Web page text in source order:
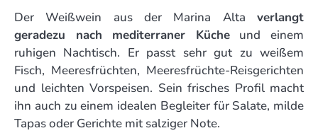
Der Weißwein aus der Marina Alta verlangt
geradezu nach mediterraner Kücheund einem
ruhigen Nachtisch. Er passt sehr gut zu weißem
Fisch, Meeresfrüchten, Meeresfrüchte-Reisgerichten
und leichten Vorspeisen. Sein frisches Profil macht
ihn auch zu einem idealen Begleiter für Salate, milde
Tapas oder Gerichte mit salziger Note.